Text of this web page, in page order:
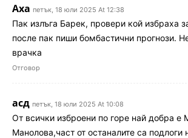
Аха петък, 18 юли 2025 At 12:38
Пак излъга Барек, провери кой избраха
после пак пиши бомбастични прогнози.
врачка
Отговор
асд петък, 18 юли 2025 At 10:08
От всички изброени по горе най добра е
Манолова,част от останалите са